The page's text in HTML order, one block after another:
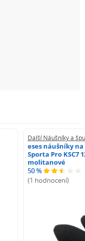
Další Náušníky a
eses náušníky
Sporta Pro KSC7
molitanové
50 %
(1 hodnocení)